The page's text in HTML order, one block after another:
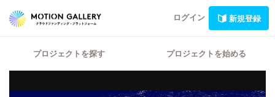
ログイン 新規登録
プロジェクトを探す プロジェクトを始める